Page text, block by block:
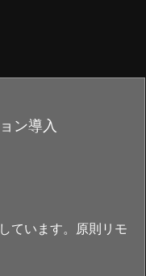
ン導入
ています。原則リモ